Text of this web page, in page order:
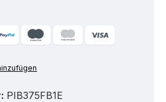
PIB375FB1E